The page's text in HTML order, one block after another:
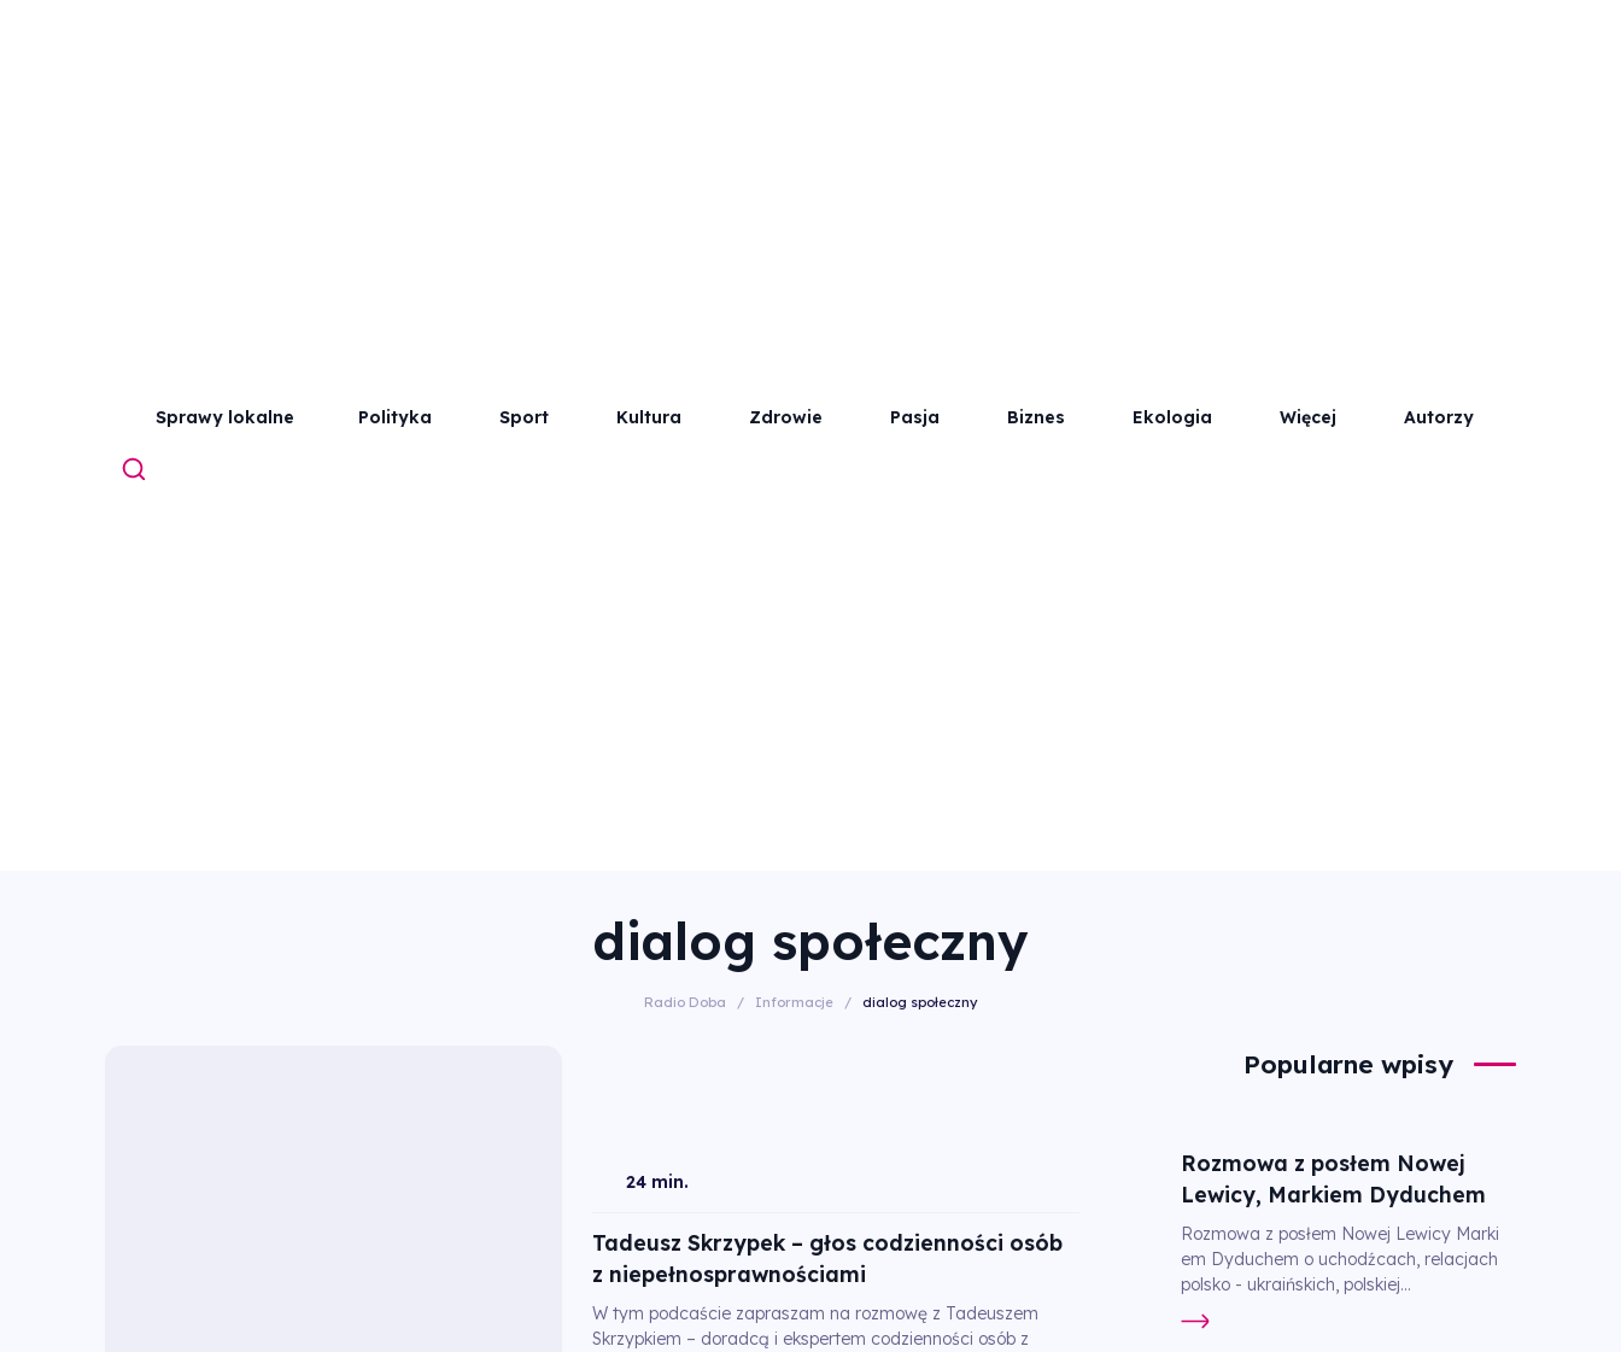
Sprawy lokalne Polityka Sport Kultura Zdrowie Pasja Biznes Ekologia Więcej Autorzy
dialog społeczny
Radio Doba / Informacje / dialog społeczny
24 min.
Tadeusz Skrzypek – głos codzienności osób
z niepełnosprawnościami
W tym podcaście zapraszam na rozmowę z Tadeuszem
Skrzypkiem – doradcą i ekspertem codzienności osób z
Popularne wpisy
Rozmowa z posłem Nowej
Lewicy, Markiem Dyduchem
Rozmowa z posłem Nowej Lewicy Marki
em Dyduchem o uchodźcach, relacjach
polsko - ukraińskich, polskiej...